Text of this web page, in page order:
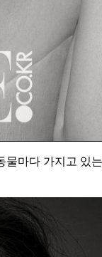
마다 가지고 있